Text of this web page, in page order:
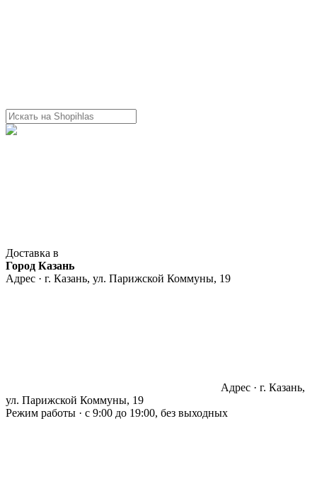
Доставка в
Город Казань
Адрес · г. Казань, ул. Парижской Коммуны, 19
Адрес · г. Казань,
ул. Парижской Коммуны, 19
Режим работы · с 9:00 до 19:00, без выходных